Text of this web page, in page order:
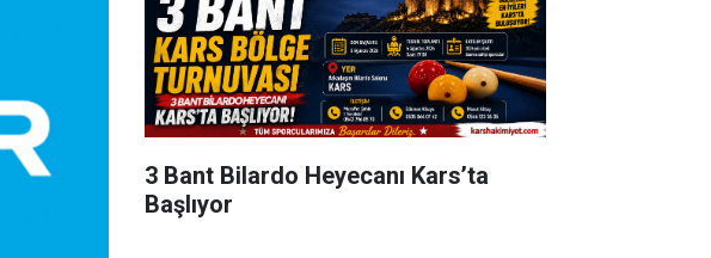
3 Bant Bilardo Heyecanı Kars’ta
Başlıyor